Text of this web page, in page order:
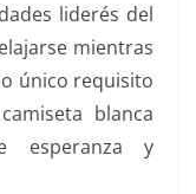
liderés del
mientras
único requisito
blanca
esperanza y